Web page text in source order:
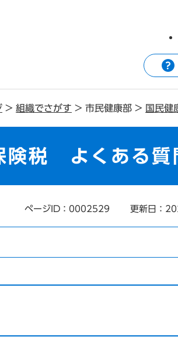
> 組織でさがす > 市民健康部 > 国民健
険税 よくある質
ページID：0002529 更新日：